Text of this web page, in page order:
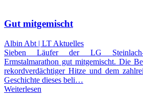
Gut mitgemischt
Albin Abt | LT Aktuelles
Sieben Läufer der LG
Ermstalmarathon gut mitgemischt. Die
rekordverdächtiger Hitze und dem
Geschichte dieses beli…
Weiterlesen